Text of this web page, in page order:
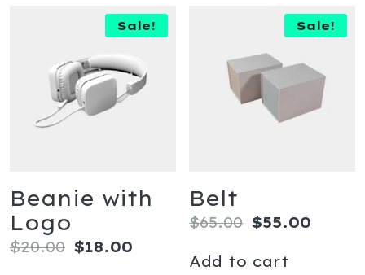
Sale!
Beanie with
Logo
$20.00 $18.00
Sale!
Belt
$65.00 $55.00
Add to cart